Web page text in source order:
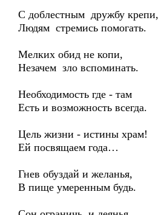
С доблестным дружбу крепи,
Людям стремись помогать.
Мелких обид не копи,
Незачем зло вспоминать.
Необходимость где - там
Есть и возможность всегда.
Цель жизни - истины храм!
Ей посвящаем года…
Гнев обуздай и желанья,
В пище умеренным будь.